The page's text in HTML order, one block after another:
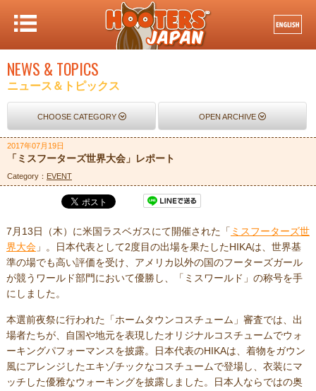
NEWS & TOPICS
ニュース＆トピックス
CHOOSE CATEGORY OPEN ARCHIVE
2017年07月19日
「ミスフーターズ世界大会」レポート
Category： EVENT
7月13日（木）に米国ラスベガスにて開催された「 ミスフーターズ世
界大会」。日本代表として2度目の出場を果たしたHIKAは、世界基
準の場でも高い評価を受け、アメリカ以外の国のフーターズガール
が競うワールド部門において優勝し、「ミスワールド」の称号を手
にしました。
本選前夜祭に行われた「ホームタウンコスチューム」審査では、出
場者たちが、自国や地元を表現したオリジナルコスチュームでウォ
ーキングパフォーマンスを披露。日本代表のHIKAは、着物をガウン
風にアレンジしたエキゾチックなコスチュームで登場し、衣装にマ
ッチした優雅なウォーキングを披露しました。日本人ならではの奥